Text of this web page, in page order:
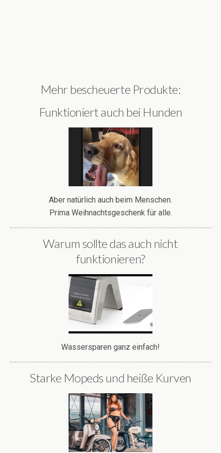
Mehr bescheuerte Produkte:
Funktioniert auch bei Hunden
Aber natürlich auch beim Menschen.
Prima Weihnachtsgeschenk für alle.
Warum sollte das auch nicht
funktionieren?
Wassersparen ganz einfach!
Starke Mopeds und heiße Kurven